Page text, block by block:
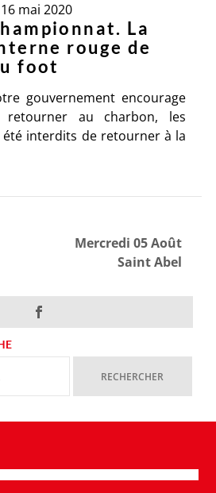
mai 2020
La
rouge de
foot
gouvernement encourage
retourner au charbon, les
interdits de retourner à la
Mercredi 05 Août
Saint Abel